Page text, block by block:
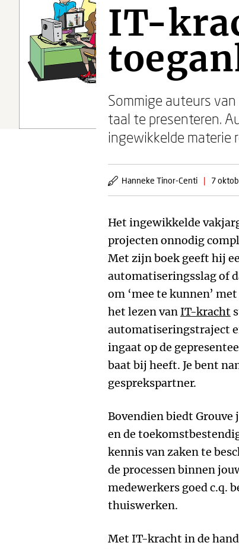
IT-
Sommige auteurs
taal te presenteren.
ingewikkelde materie
Hanneke Tinor-Centi | 7
Het ingewikkelde
projecten onnodig
Met zijn boek geeft hij
automatiseringsslag of
om ‘mee te kunnen’
het lezen van IT-kracht
automatiseringstraject
ingaat op de
baat bij heeft. Je bent
gesprekspartner.
Bovendien biedt
en de
kennis van zaken te
de processen binnen
medewerkers goed c.q.
thuiswerken.
Met IT-kracht in de